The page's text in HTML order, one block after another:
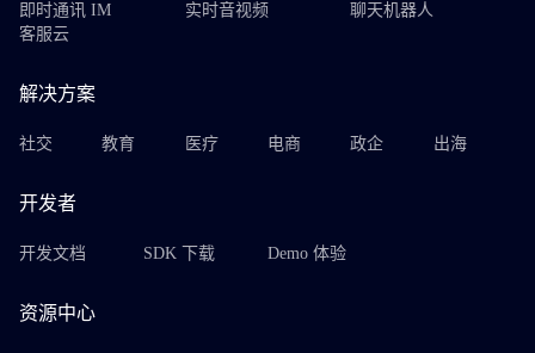
即时通讯 IM 实时音视频
聊天机器人
客服云
解决方案
社交 教育 医疗 电商 政企 出海
开发者
开发文档 SDK 下载 Demo 体验
资源中心